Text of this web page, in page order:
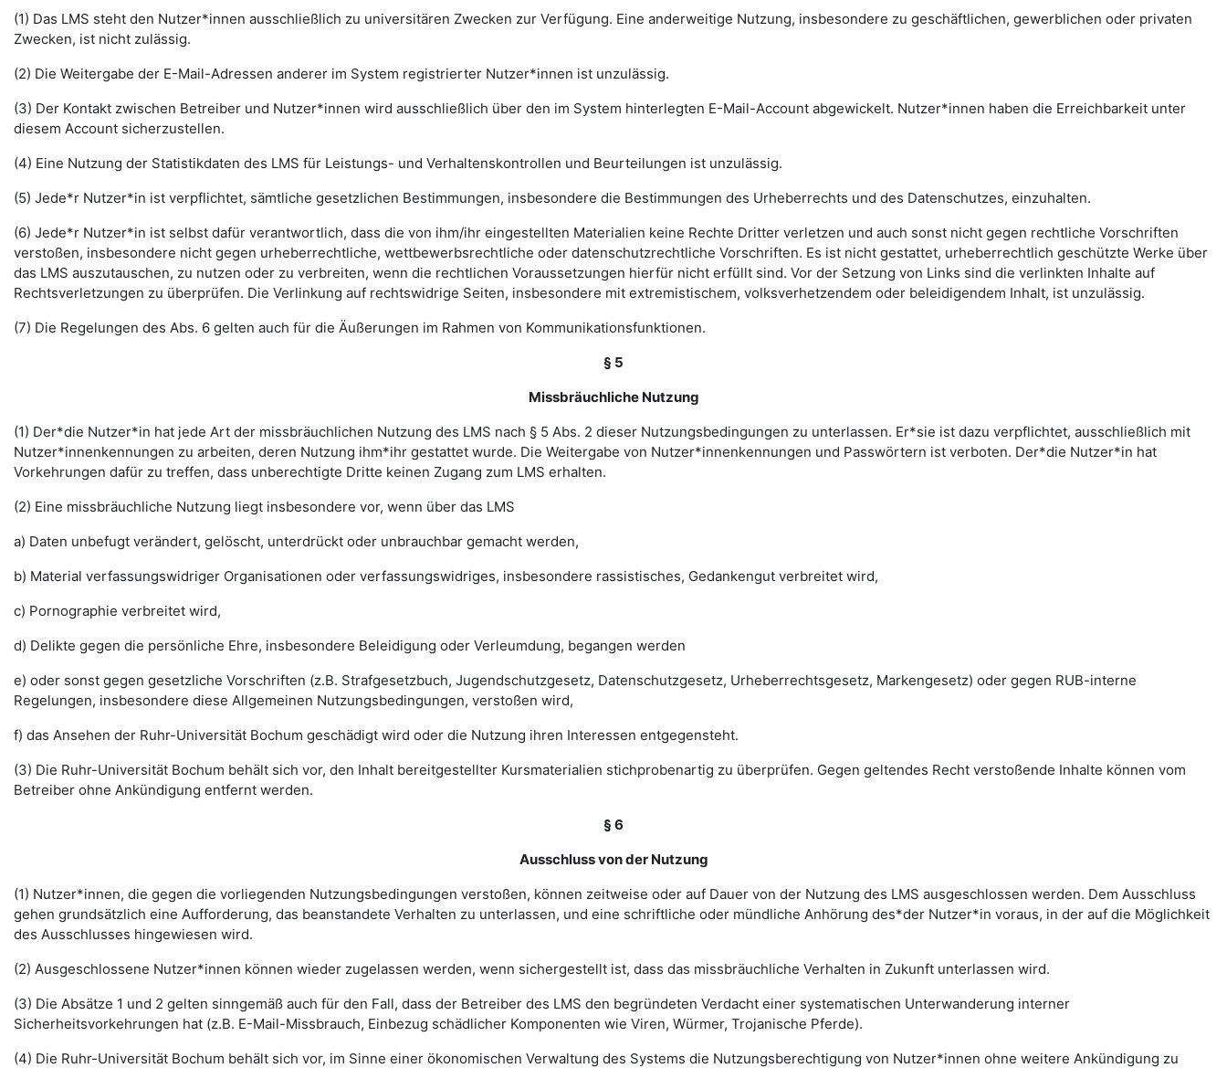
(1) Das LMS steht den Nutzer*innen ausschließlich zu universitären Zwecken zur Verfügung. Eine anderweitige Nutzung, insbesondere zu geschäftlichen, gewerblichen oder privaten
Zwecken, ist nicht zulässig.
(2) Die Weitergabe der E-Mail-Adressen anderer im System registrierter Nutzer*innen ist unzulässig.
(3) Der Kontakt zwischen Betreiber und Nutzer*innen wird ausschließlich über den im System hinterlegten E-Mail-Account abgewickelt. Nutzer*innen haben die Erreichbarkeit unter
diesem Account sicherzustellen.
(4) Eine Nutzung der Statistikdaten des LMS für Leistungs- und Verhaltenskontrollen und Beurteilungen ist unzulässig.
(5) Jede*r Nutzer*in ist verpflichtet, sämtliche gesetzlichen Bestimmungen, insbesondere die Bestimmungen des Urheberrechts und des Datenschutzes, einzuhalten.
(6) Jede*r Nutzer*in ist selbst dafür verantwortlich, dass die von ihm/ihr eingestellten Materialien keine Rechte Dritter verletzen und auch sonst nicht gegen rechtliche Vorschriften
verstoßen, insbesondere nicht gegen urheberrechtliche, wettbewerbsrechtliche oder datenschutzrechtliche Vorschriften. Es ist nicht gestattet, urheberrechtlich geschützte Werke über
das LMS auszutauschen, zu nutzen oder zu verbreiten, wenn die rechtlichen Voraussetzungen hierfür nicht erfüllt sind. Vor der Setzung von Links sind die verlinkten Inhalte auf
Rechtsverletzungen zu überprüfen. Die Verlinkung auf rechtswidrige Seiten, insbesondere mit extremistischem, volksverhetzendem oder beleidigendem Inhalt, ist unzulässig.
(7) Die Regelungen des Abs. 6 gelten auch für die Äußerungen im Rahmen von Kommunikationsfunktionen.
§ 5
Missbräuchliche Nutzung
(1) Der*die Nutzer*in hat jede Art der missbräuchlichen Nutzung des LMS nach § 5 Abs. 2 dieser Nutzungsbedingungen zu unterlassen. Er*sie ist dazu verpflichtet, ausschließlich mit
Nutzer*innenkennungen zu arbeiten, deren Nutzung ihm*ihr gestattet wurde. Die Weitergabe von Nutzer*innenkennungen und Passwörtern ist verboten. Der*die Nutzer*in hat
Vorkehrungen dafür zu treffen, dass unberechtigte Dritte keinen Zugang zum LMS erhalten.
(2) Eine missbräuchliche Nutzung liegt insbesondere vor, wenn über das LMS
a) Daten unbefugt verändert, gelöscht, unterdrückt oder unbrauchbar gemacht werden,
b) Material verfassungswidriger Organisationen oder verfassungswidriges, insbesondere rassistisches, Gedankengut verbreitet wird,
c) Pornographie verbreitet wird,
d) Delikte gegen die persönliche Ehre, insbesondere Beleidigung oder Verleumdung, begangen werden
e) oder sonst gegen gesetzliche Vorschriften (z.B. Strafgesetzbuch, Jugendschutzgesetz, Datenschutzgesetz, Urheberrechtsgesetz, Markengesetz) oder gegen RUB-interne
Regelungen, insbesondere diese Allgemeinen Nutzungsbedingungen, verstoßen wird,
f) das Ansehen der Ruhr-Universität Bochum geschädigt wird oder die Nutzung ihren Interessen entgegensteht.
(3) Die Ruhr-Universität Bochum behält sich vor, den Inhalt bereitgestellter Kursmaterialien stichprobenartig zu überprüfen. Gegen geltendes Recht verstoßende Inhalte können vom
Betreiber ohne Ankündigung entfernt werden.
§ 6
Ausschluss von der Nutzung
(1) Nutzer*innen, die gegen die vorliegenden Nutzungsbedingungen verstoßen, können zeitweise oder auf Dauer von der Nutzung des LMS ausgeschlossen werden. Dem Ausschluss
gehen grundsätzlich eine Aufforderung, das beanstandete Verhalten zu unterlassen, und eine schriftliche oder mündliche Anhörung des*der Nutzer*in voraus, in der auf die Möglichkeit
des Ausschlusses hingewiesen wird.
(2) Ausgeschlossene Nutzer*innen können wieder zugelassen werden, wenn sichergestellt ist, dass das missbräuchliche Verhalten in Zukunft unterlassen wird.
(3) Die Absätze 1 und 2 gelten sinngemäß auch für den Fall, dass der Betreiber des LMS den begründeten Verdacht einer systematischen Unterwanderung interner
Sicherheitsvorkehrungen hat (z.B. E-Mail-Missbrauch, Einbezug schädlicher Komponenten wie Viren, Würmer, Trojanische Pferde).
(4) Die Ruhr-Universität Bochum behält sich vor, im Sinne einer ökonomischen Verwaltung des Systems die Nutzungsberechtigung von Nutzer*innen ohne weitere Ankündigung zu